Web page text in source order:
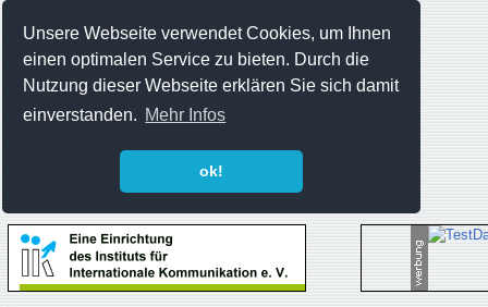
Unsere Webseite verwendet Cookies, um Ihnen
einen optimalen Service zu bieten. Durch die
Nutzung dieser Webseite erklären Sie sich damit
einverstanden. Mehr Infos
ok!